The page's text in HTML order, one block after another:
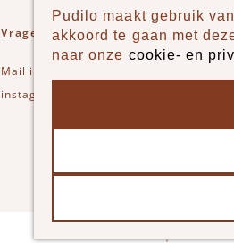
Vragen of opmerkingen?
Mail info@pudilo.nl
instagram
Pudilo maakt gebruik
akkoord te gaan met
naar onze cookie- en